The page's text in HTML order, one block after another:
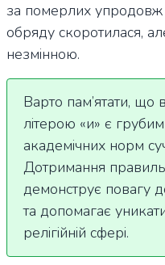
за померлих упродовж
обряду скоротилася,
незмінною.
Варто пам’ятати, що
літерою «и» є
академічних норм
Дотримання
демонструє повагу
та допомагає
релігійній сфері.